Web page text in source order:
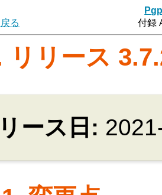
戻る 付録
リリース
ース日: